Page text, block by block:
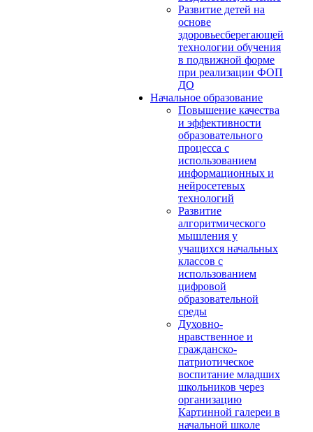
Развитие детей на
основе
здоровьесберегающей
технологии обучения
в подвижной форме
при реализации ФОП
ДО
Начальное образование
Повышение качества
и эффективности
образовательного
процесса с
использованием
информационных и
нейросетевых
технологий
Развитие
алгоритмического
мышления у
учащихся начальных
классов с
использованием
цифровой
образовательной
среды
Духовно-
нравственное и
гражданско-
патриотическое
воспитание младших
школьников через
организацию
Картинной галереи в
начальной школе